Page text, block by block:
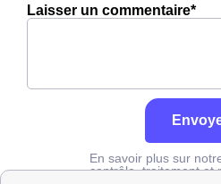
Laisser un commentaire*
En savoir plus sur
contrôle, traitement et